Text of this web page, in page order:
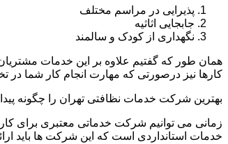
پذیرایی در مراسم مختلف
جابجایی اثاثیه
نگهداری از کودک و سالمند
همان طور که گفتیم علاوه بر این خدمات
کارها نیز درصورتی که مهارت انجام کار شما
بهترین شرکت خدمات نظافتی تهران را چگونه
زمانی می توانیم شرکت خدماتی معتبری برای
خدمات استانداردی است که این شرکت ها باید